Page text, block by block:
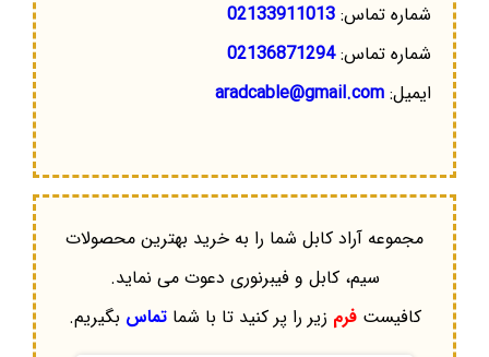
شماره تماس: 02133911013
شماره تماس:02136871294
ایمیل: aradcable@gmail.com
مجموعه آراد کابل شما را به خرید بهترین محصولات
سیم، کابل و فیبرنوری دعوت می نماید.
کافیستفرم زیر را پر کنید تا با شماتماس بگیریم.